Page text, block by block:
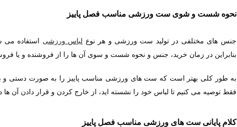
نحوه شست و شوی ست ورزشی مناسب فصل پاییز
جنس های مختلفی در تولید ست ورزشی و هر نوع لباس ورزشی استفاده
بنابراین در زمان خرید، جنس و نحوه شست و سوی آن ها را از فروشنده و یا
به طور کلی بهتر است که ست های ورزشی مناسب پاییز را به صورت دستی و با
فقط توصیه می کنیم تا لباس خود را نشسته اید، از خارج کردن و قرار دادن آن ها
کلام پایانی ست های ورزشی مناسب فصل پاییز